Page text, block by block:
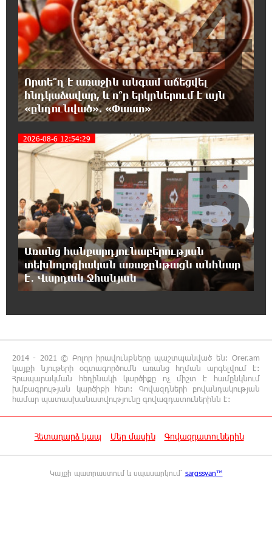
17:31:07 7-08-2026
Վեհափառի հանդեպ տիտանական
ապօրինություն կա, անասելի ցավ եմ զգում.
Վարդևանյան
17:30:48 7-08-2026
Արժանապատիվ դատավորը ինքնաբացարկ
հայտնեց և հրաժարվեց քննել գործն ու
17:07:39 7-08-2026
Նարեկ Կարապետյանը` Կաթողիկոսին
հեռացնել փորձելու մասին
16:57:42 7-08-2026
«ՀայաՔվեն» կանգնած է Հայ առաքելական
եկեղեցու պաշտպանության առաջնագծում.
մաս 3
16:50:26 7-08-2026
անել
«ՀայաՔվեն» կանգնած է Հայ առաքելական
եկեղեցու պաշտպանության առաջնագծում.
մաս 2
16:26:52 7-08-2026
«ՀայաՔվեն» կանգնած է Հայ առաքելական
16:17:55 7-08-2026
Որտե՞ղ է առաջին անգամ աճեցվել
հնդկաձավար, և ո՞ր երկրներում է այն
«ընդունված». «Փաստ»
4
2026-08-6 12:54:29
Առանց հանքարդյունաբերության
տեխնոլոգիական առաջընթացն անհնար
է․ Վարդան Ջհանյան
5
2014 - 2021 © Բոլոր իրավունքները պաշտպանված են: Orer.am
կայքի նյութերի օգտագործումն առանց հղման արգելվում է:
Հրապարակման հեղինակի կարծիքը ոչ միշտ է համընկնում
խմբագրության կարծիքի հետ: Գովազդների բովանդակության
համար պատասխանատվությունը գովազդատուներինն է:
Հետադարձ կապ Մեր մասին Գովազդատուներին
Կայքի պատրաստում և սպասարկում՝ sargssyan™